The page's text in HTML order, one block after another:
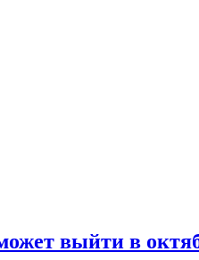
выйти в